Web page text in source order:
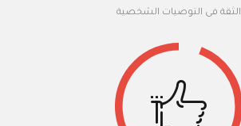
الثقة فى التوصيات الشخصية